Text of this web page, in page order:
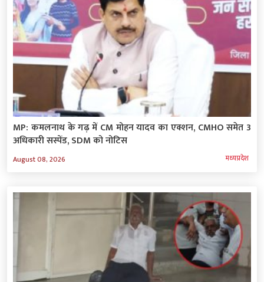
MP: कमलनाथ के गढ़ में CM मोहन यादव का एक्शन, CMHO समेत 3
अधिकारी सस्पेंड, SDM को नोटिस
August 08, 2026 मध्‍यप्रदेश